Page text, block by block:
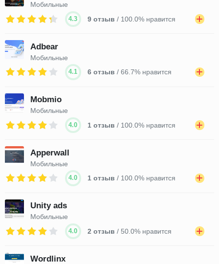
Мобильные
4.3 9 отзыв / 100.0% нравится
Adbear
Мобильные
4.1 6 отзыв / 66.7% нравится
Mobmio
Мобильные
4.0 1 отзыв / 100.0% нравится
Apperwall
Мобильные
4.0 1 отзыв / 100.0% нравится
Unity ads
Мобильные
4.0 2 отзыв / 50.0% нравится
Wordlinx